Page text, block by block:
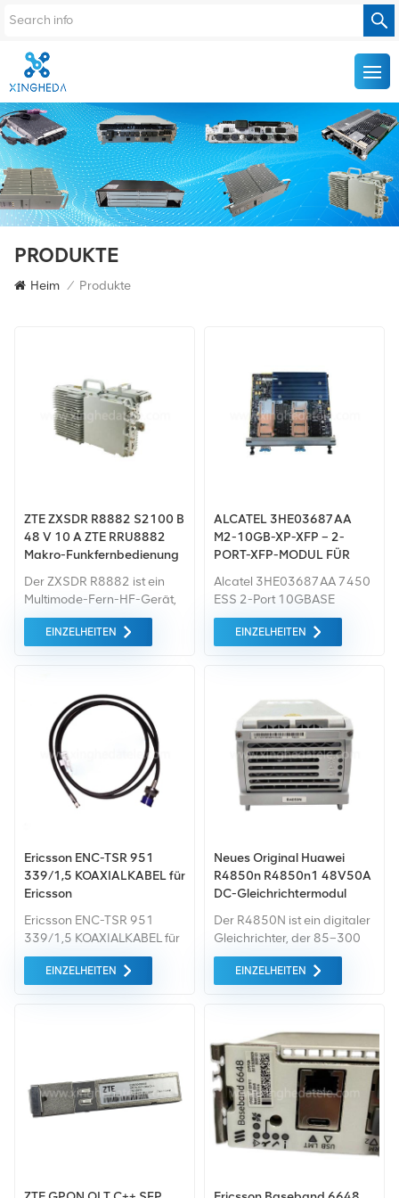
PRODUKTE
Heim / Produkte
ZTE ZXSDR R8882 S2100 B
48 V 10 A ZTE RRU8882
Makro-Funkfernbedienung
Der ZXSDR R8882 ist ein
Multimode-Fern-HF-Gerät,
das 2T2R/2T4R unterstützt
FDD. Es unterstützt GSM-,
Kommunikationssysteme
kompakte Struktur, große
Kapazität und einfache
Installation aus.
EINZELHEITEN
ALCATEL 3HE03687AA
M2-10GB-XP-XFP – 2-
PORT-XFP-MODUL FÜR
Alcatel 3HE03687AA 7450
ESS 2-Port 10GBASE
Ethernet MDA-XP. Akzeptiert
zwei (2) XFP 10GigE-
auf 3HE00229AB und
EINZELHEITEN
Ericsson ENC-TSR 951
339/1,5 KOAXIALKABEL für
Ericsson
Ericsson ENC-TSR 951
339/1,5 KOAXIALKABEL für
Ericsson
Produktbeschreibung
339/1.5 Artikelnummer
Zustand Neu Produktdetails
Unsere Vorteile Wir haben
Ericsson ENC-TSR 951
EINZELHEITEN
Neues Original Huawei
R4850n R4850n1 48V50A
DC-Gleichrichtermodul
Der R4850N ist ein digitaler
Gleichrichter, der 85–300
VAC in 53,5 VDC umwandelt
und sich durch hohe
Leistungsdichte, Walk-in-
vollständigen Schutz und
geringe
Geräuschentwicklung
auszeichnet.
EINZELHEITEN